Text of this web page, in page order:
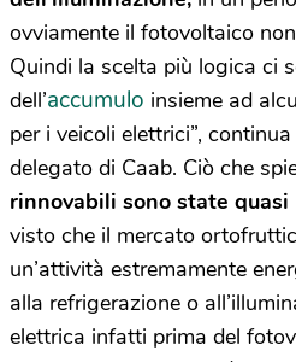
ovviamente il fotovoltaico
Quindi la scelta più logica ci
dell’accumulo insieme ad
per i veicoli elettrici”,
delegato di Caab. Ciò che
rinnovabili sono state
visto che il mercato
un’attività estremamente
alla refrigerazione o
elettrica infatti prima del